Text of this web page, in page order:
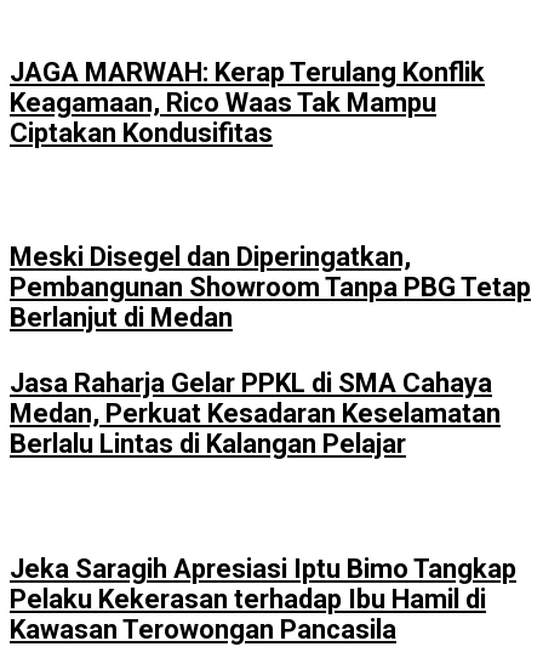
JAGA MARWAH: Kerap Terulang Konflik
Keagamaan, Rico Waas Tak Mampu
Ciptakan Kondusifitas
Meski Disegel dan Diperingatkan,
Pembangunan Showroom Tanpa PBG Tetap
Berlanjut di Medan
Jasa Raharja Gelar PPKL di SMA Cahaya
Medan, Perkuat Kesadaran Keselamatan
Berlalu Lintas di Kalangan Pelajar
Jeka Saragih Apresiasi Iptu Bimo Tangkap
Pelaku Kekerasan terhadap Ibu Hamil di
Kawasan Terowongan Pancasila